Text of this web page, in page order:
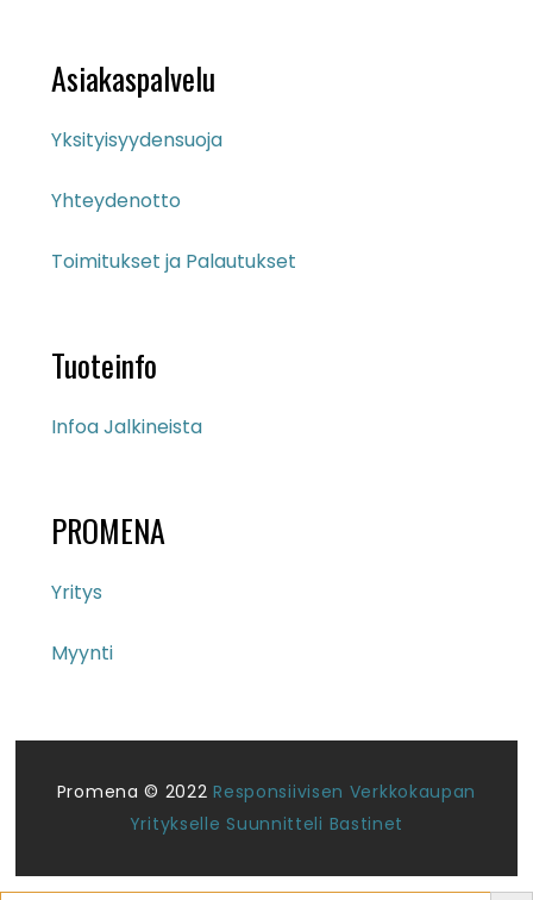
Asiakaspalvelu
Yksityisyydensuoja
Yhteydenotto
Toimitukset ja Palautukset
Tuoteinfo
Infoa Jalkineista
PROMENA
Yritys
Myynti
Promena © 2022Responsiivisen Verkkokaupan
Yritykselle Suunnitteli Bastinet
Search